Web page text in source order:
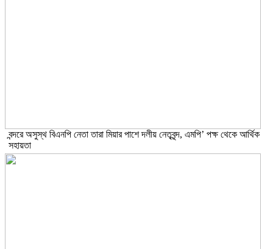
বন্দরে অসুস্থ বিএনপি নেতা তারা মিয়ার পাশে দলীয় নেতৃবৃন্দ, এমপি’ পক্ষ থেকে আর্থিক
সহায়তা